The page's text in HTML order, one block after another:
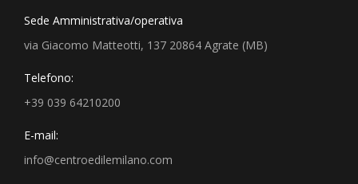
Sede Amministrativa/operativa
via Giacomo Matteotti, 137 20864 Agrate (MB)
Telefono:
+39 039 64210200
E-mail:
info@centroedilemilano.com